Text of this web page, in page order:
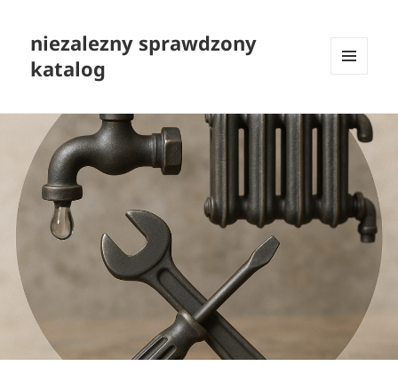
niezalezny sprawdzony
katalog
WIDGETY